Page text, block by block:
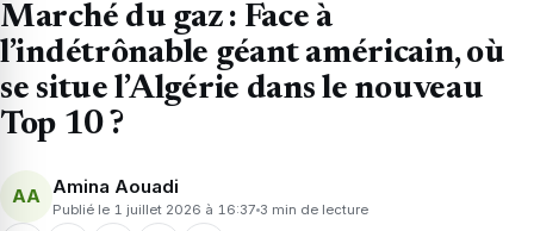
Marché du gaz : Face à
l’indétrônable géant américain, où
se situe l’Algérie dans le nouveau
Top 10 ?
AA Amina Aouadi
Publié le 1 juillet 2026 à 16:37 3 min de lecture